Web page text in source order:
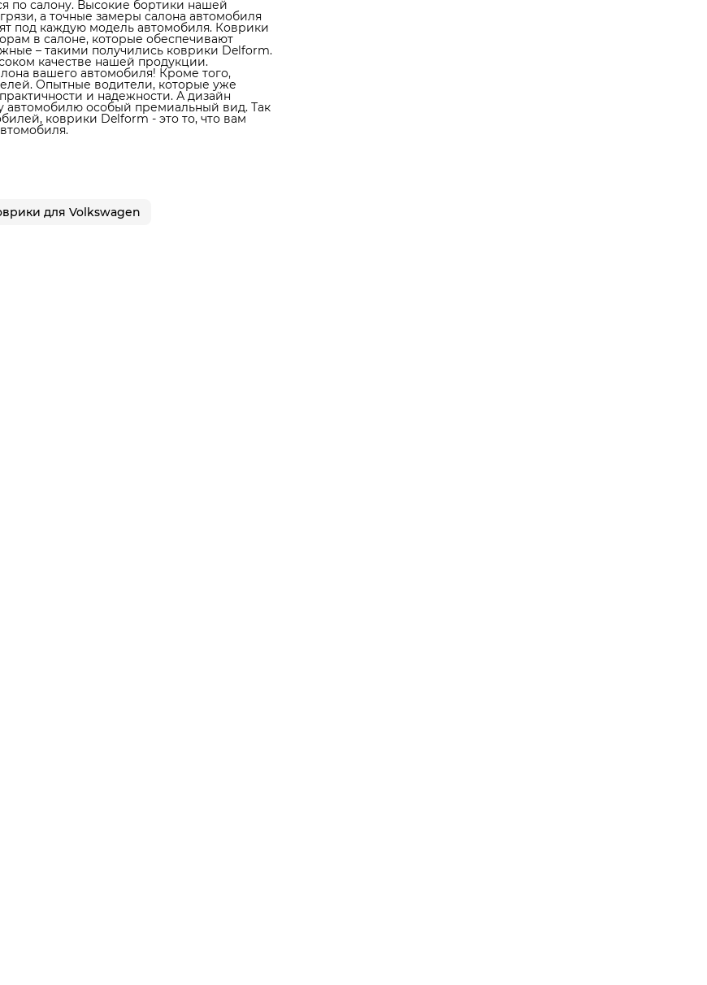
по салону. Высокие бортики нашей
а точные замеры салона автомобиля
под каждую модель автомобиля. Коврики
в салоне, которые обеспечивают
– такими получились коврики Delform.
качестве нашей продукции.
вашего автомобиля! Кроме того,
Опытные водители, которые уже
и надежности. А дизайн
автомобилю особый премиальный вид. Так
коврики Delform - это то, что вам
для Volkswagen